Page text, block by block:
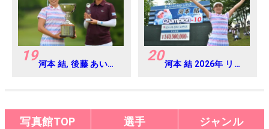
19河本 結, 後藤 あい
20河本 結 2026年 リゾ
写真館TOP 選手 ジャンル